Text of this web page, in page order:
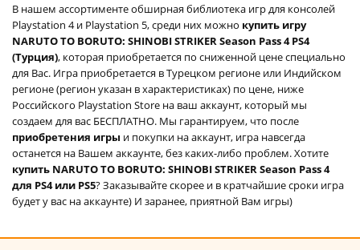
В нашем ассортименте обширная библиотека игр для консолей
Playstation 4 и Playstation 5, среди них можно купить игру
NARUTO TO BORUTO: SHINOBI STRIKER Season Pass 4 PS4
(Турция), которая приобретается по сниженной цене специально
для Вас. Игра приобретается в Турецком регионе или Индийском
регионе (регион указан в характеристиках) по цене, ниже
Российского Playstation Store на ваш аккаунт, который мы
создаем для вас БЕСПЛАТНО. Мы гарантируем, что после
приобретения игры и покупки на аккаунт, игра навсегда
останется на Вашем аккаунте, без каких-либо проблем. Хотите
купить NARUTO TO BORUTO: SHINOBI STRIKER Season Pass 4
для PS4 или PS5? Заказывайте скорее и в кратчайшие сроки игра
будет у вас на аккаунте) И заранее, приятной Вам игры)